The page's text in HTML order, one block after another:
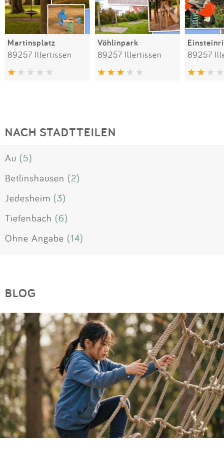
Martinsplatz
89257 Illertissen
Vöhlinpark
89257 Illertissen 89257
NACH STADTTEILEN
Au (5)
Betlinshausen (2)
Jedesheim (3)
Tiefenbach (6)
Ohne Angabe (14)
BLOG